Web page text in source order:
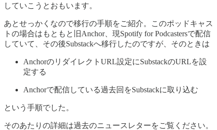
していこうとおもいます。
あとせっかくなので移行の手順をご紹介。このポッドキャス
トの場合はもともと旧Anchor、現Spotify for Podcastersで配信
していて、その後Substackへ移行したのですが、そのときは
AnchorのリダイレクトURL設定にSubstackのURLを設
定する
Anchorで配信している過去回をSubstackに取り込む
という手順でした。
そのあたりの詳細は過去のニュースレターをご覧ください。